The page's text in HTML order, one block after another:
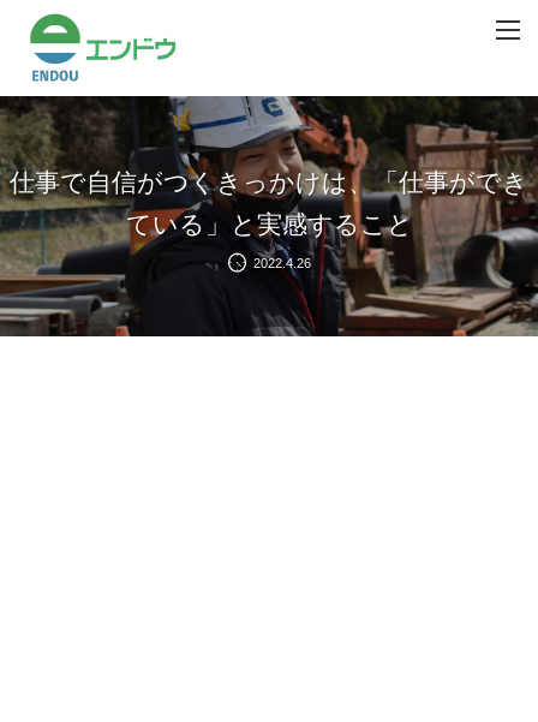
仕事で自信がつくきっかけは、「仕事ができ
ている」と実感すること
2022.4.26